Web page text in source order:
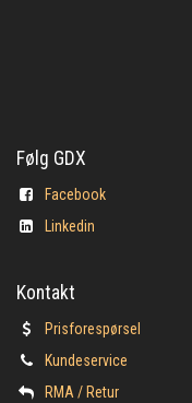
Følg GDX
Facebook
Linkedin
Kontakt
Prisforespørsel
Kundeservice
​RMA / Retur